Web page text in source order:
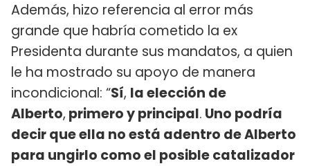
Además, hizo referencia al error más
grande que habría cometido la ex
Presidenta durante sus mandatos, a quien
le ha mostrado su apoyo de manera
incondicional: “Sí, la elección de
Alberto, primero y principal. Uno podría
decir que ella no está adentro de Alberto
para ungirlo como el posible catalizador